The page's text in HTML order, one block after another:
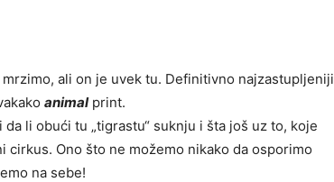
ali on je uvek tu. Definitivno najzastupljeniji
animalprint.
li obući tu „tigrastu“ suknju i šta još uz to, koje
cirkus. Ono što ne možemo nikako da osporimo
na sebe!